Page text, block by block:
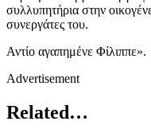
συλλυπητήρια στην
συνεργάτες του.
Αντίο αγαπημένε Φίλιππε».
Advertisement
Related…